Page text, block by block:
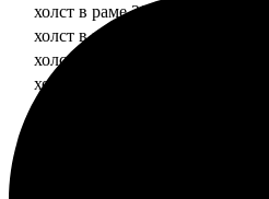
холст в раме 20х20
холст в раме 20х30
холст в раме 30х30
холст в раме 30х40